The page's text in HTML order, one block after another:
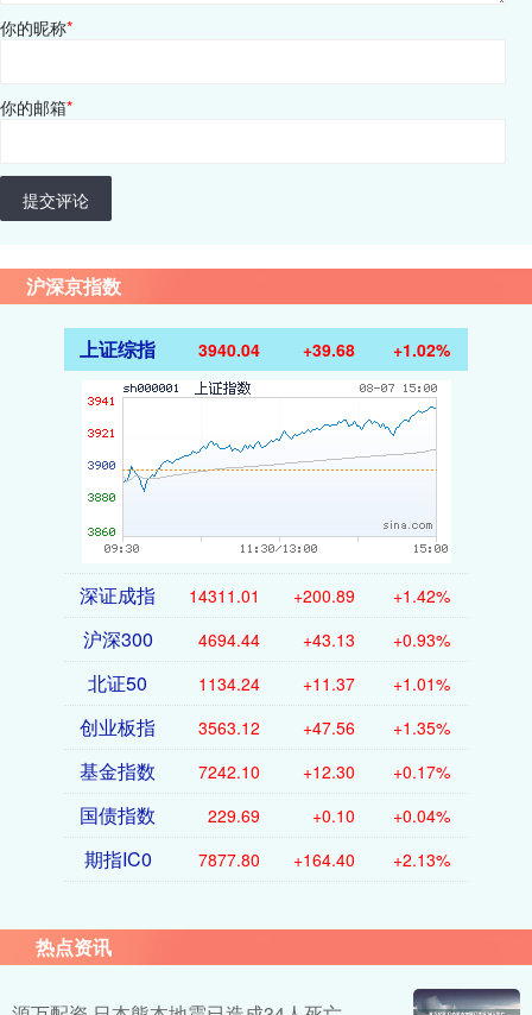
你的昵称*
你的邮箱*
提交评论
沪深京指数
上证综指 3940.04 +39.68 +1.02%
深证成指 14311.01 +200.89 +1.42%
沪深300 4694.44 +43.13 +0.93%
北证50 1134.24 +11.37 +1.01%
创业板指 3563.12 +47.56 +1.35%
基金指数 7242.10 +12.30 +0.17%
国债指数 229.69 +0.10 +0.04%
期指IC0 7877.80 +164.40 +2.13%
热点资讯